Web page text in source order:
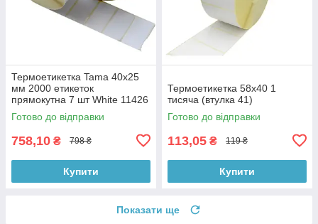
Термоетикетка Tama 40х25
мм 2000 етикеток
прямокутна 7 шт White 11426
Готово до відправки
758,10 ₴ 798 ₴
Купити
Термоетикетка 58х40 1
тисяча (втулка 41)
Готово до відправки
113,05 ₴ 119 ₴
Купити
Показати ще